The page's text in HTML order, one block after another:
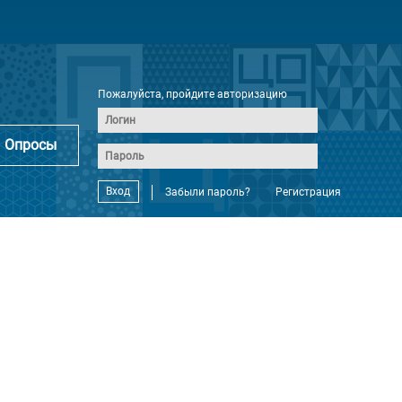
Опросы
Пожалуйста, пройдите авторизацию
Вход Забыли пароль? Регистрация